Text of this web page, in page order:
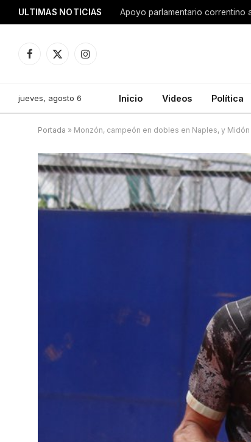
ULTIMAS NOTICIAS Apoyo parlamentario correntino
Facebook
X
Instagram
jueves, agosto 6 Inicio Videos Política
Portada » Monzón, campeón en dobles en Naples, y